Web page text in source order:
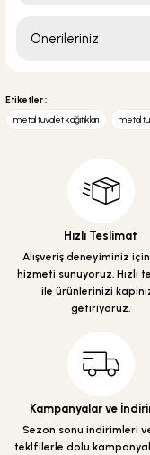
Önerileriniz
yetersiz gördüğünüz
Görüş ve önerileriniz
Ürün resmi kalitesiz,
Ürün açıklamasında
Ürün fiyatı diğer
Bu ürüne benzer farklı
Etiketler :
metal tuvalet kağıtlıkları
metal
Hızlı Teslimat
Alışveriş deneyiminiz
hizmeti sunuyoruz. Hızlı
ile ürünlerinizi
getiriyoruz.
Kampanyalar ve
Sezon sonu indirimleri
teklfilerle dolu